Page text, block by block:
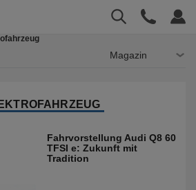
Magazin
Fahrvorstellung Audi Q8 60
TFSI e: Zukunft mit
Tradition